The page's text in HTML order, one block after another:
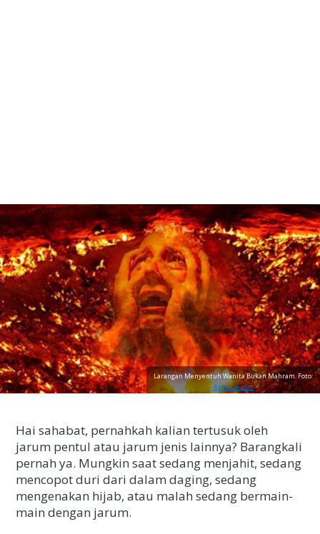
Larangan Menyentuh Wanita Bukan Mahram. Foto:
Apkpure.com
Hai sahabat, pernahkah kalian tertusuk oleh
jarum pentul atau jarum jenis lainnya? Barangkali
pernah ya. Mungkin saat sedang menjahit, sedang
mencopot duri dari dalam daging, sedang
mengenakan hijab, atau malah sedang bermain-
main dengan jarum.